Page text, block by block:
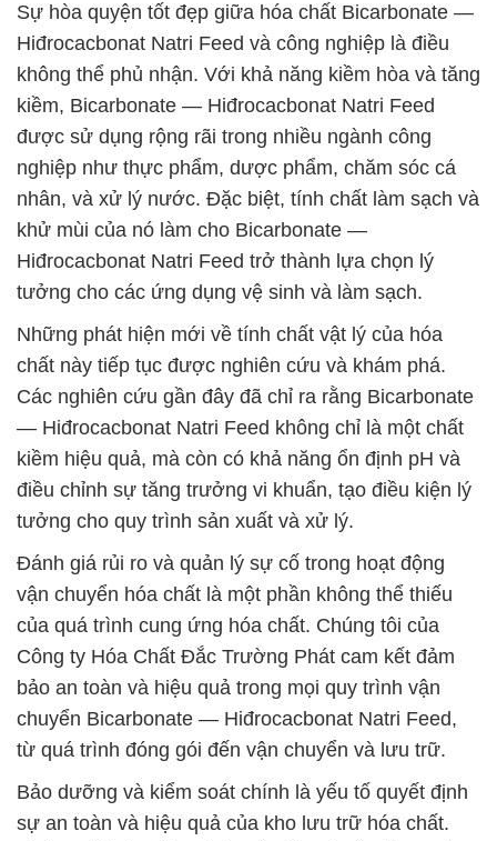
Sự hòa quyện tốt đẹp giữa hóa chất Bicarbonate —
Hiđrocacbonat Natri Feed và công nghiệp là điều
không thể phủ nhận. Với khả năng kiềm hòa và tăng
kiềm, Bicarbonate — Hiđrocacbonat Natri Feed
được sử dụng rộng rãi trong nhiều ngành công
nghiệp như thực phẩm, dược phẩm, chăm sóc cá
nhân, và xử lý nước. Đặc biệt, tính chất làm sạch và
khử mùi của nó làm cho Bicarbonate —
Hiđrocacbonat Natri Feed trở thành lựa chọn lý
tưởng cho các ứng dụng vệ sinh và làm sạch.
Những phát hiện mới về tính chất vật lý của hóa
chất này tiếp tục được nghiên cứu và khám phá.
Các nghiên cứu gần đây đã chỉ ra rằng Bicarbonate
— Hiđrocacbonat Natri Feed không chỉ là một chất
kiềm hiệu quả, mà còn có khả năng ổn định pH và
điều chỉnh sự tăng trưởng vi khuẩn, tạo điều kiện lý
tưởng cho quy trình sản xuất và xử lý.
Đánh giá rủi ro và quản lý sự cố trong hoạt động
vận chuyển hóa chất là một phần không thể thiếu
của quá trình cung ứng hóa chất. Chúng tôi của
Công ty Hóa Chất Đắc Trường Phát cam kết đảm
bảo an toàn và hiệu quả trong mọi quy trình vận
chuyển Bicarbonate — Hiđrocacbonat Natri Feed,
từ quá trình đóng gói đến vận chuyển và lưu trữ.
Bảo dưỡng và kiểm soát chính là yếu tố quyết định
sự an toàn và hiệu quả của kho lưu trữ hóa chất.